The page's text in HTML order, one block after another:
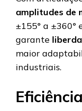
amplitudes de
±155° a ±360°
garante
maior
industriais.